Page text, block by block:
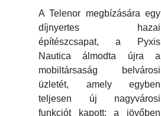
A Telenor megbízására egy
díjnyertes hazai
építészcsapat, a Pyxis
Nautica álmodta újra a
mobiltársaság belvárosi
üzletét, amely egyben
teljesen új nagyvárosi
funkciót kapott: a jövőben